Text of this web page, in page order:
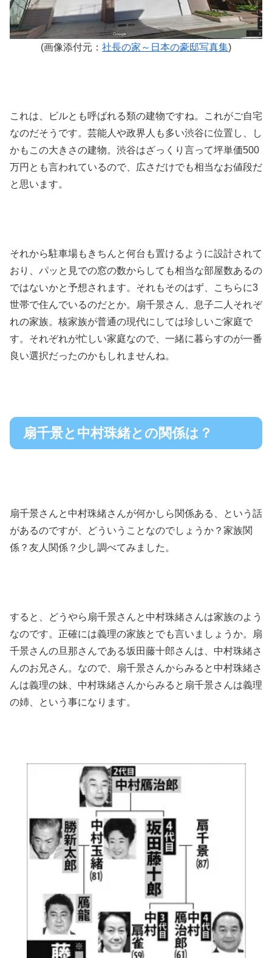
(画像添付元： 社長の家～日本の豪邸写真集)
これは、ビルとも呼ばれる類の建物ですね。これがご自宅
なのだそうです。芸能人や政界人も多い渋谷に位置し、し
かもこの大きさの建物。渋谷はざっくり言って坪単価500
万円とも言われているので、広さだけでも相当なお値段だ
と思います。
それから駐車場もきちんと何台も置けるように設計されて
おり、パッと見での窓の数からしても相当な部屋数あるの
ではないかと予想されます。それもそのはず、こちらに3
世帯で住んでいるのだとか。扇千景さん、息子二人それぞ
れの家族。核家族が普通の現代にしては珍しいご家庭で
す。それぞれが忙しい家庭なので、一緒に暮らすのが一番
良い選択だったのかもしれませんね。
扇千景と中村珠緒との関係は？
扇千景さんと中村珠緒さんが何かしら関係ある、という話
があるのですが、どういうことなのでしょうか？家族関
係？友人関係？少し調べてみました。
すると、どうやら扇千景さんと中村珠緒さんは家族のよう
なのです。正確には義理の家族とでも言いましょうか。扇
千景さんの旦那さんである坂田藤十郎さんは、中村珠緒さ
んのお兄さん。なので、扇千景さんからみると中村珠緒さ
んは義理の妹、中村珠緒さんからみると扇千景さんは義理
の姉、という事になります。